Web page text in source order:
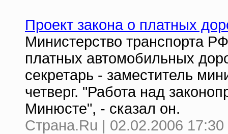
Проект закона о платных
Министерство транспорта
платных автомобильных
секретарь - заместитель
четверг. "Работа над
Минюсте", - сказал он.
Страна.Ru | 02.02.2006 17:30